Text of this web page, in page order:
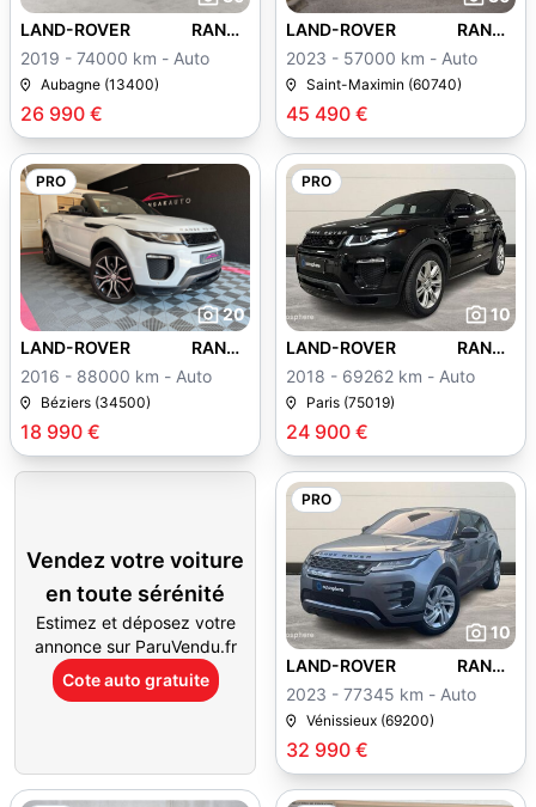
26 990 €
LAND-ROVER RANGE
ROVER EVOQUE
2019 - 74000 km - Auto
Aubagne (13400)
45 490 €
LAND-ROVER RANGE
ROVER EVOQUE
2023 - 57000 km - Auto
Saint-Maximin (60740)
PRO
20
18 990 €
LAND-ROVER RANGE
ROVER EVOQUE
2016 - 88000 km - Auto
Béziers (34500)
PRO
10
24 900 €
LAND-ROVER RANGE
ROVER EVOQUE
2018 - 69262 km - Auto
Paris (75019)
Vendez votre voiture
en toute sérénité
Estimez et déposez votre
annonce sur ParuVendu.fr
Cote auto gratuite
PRO
10
32 990 €
LAND-ROVER RANGE
ROVER EVOQUE
2023 - 77345 km - Auto
Vénissieux (69200)